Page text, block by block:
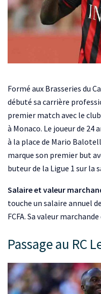
Formé aux Brasseries du
débuté sa carrière
premier match avec le
à Monaco. Le joueur de 24
à la place de Mario
marque son premier but
buteur de la Ligue 1 sur la
Salaire et valeur
touche un salaire annuel
FCFA. Sa valeur
Passage au RC